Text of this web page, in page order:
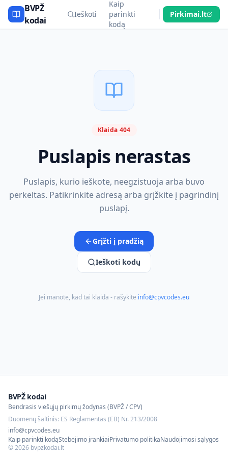
BVPŽ
kodai
Ieškoti
Kaip
parinkti
kodą
Pirkimai.lt
Klaida 404
Puslapis nerastas
Puslapis, kurio ieškote, neegzistuoja arba buvo
perkeltas. Patikrinkite adresą arba grįžkite į pagrindinį
puslapį.
Grįžti į pradžią
Ieškoti kodų
Jei manote, kad tai klaida - rašykite info@cpvcodes.eu
BVPŽ kodai
Bendrasis viešųjų pirkimų žodynas (BVPŽ / CPV)
Duomenų šaltinis: ES Reglamentas (EB) Nr. 213/2008
info@cpvcodes.eu
Kaip parinkti kodąStebėjimo įrankiaiPrivatumo politikaNaudojimosi sąlygos
©2026 bvpzkodai.lt